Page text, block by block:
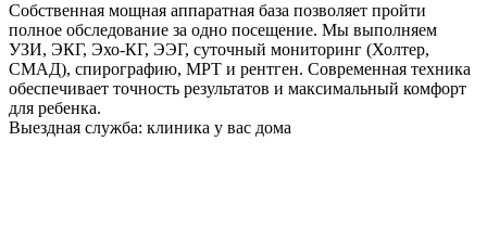
Собственная мощная аппаратная база позволяет пройти
полное обследование за одно посещение. Мы выполняем
УЗИ, ЭКГ, Эхо-КГ, ЭЭГ, суточный мониторинг (Холтер,
СМАД), спирографию, МРТ и рентген. Современная техника
обеспечивает точность результатов и максимальный комфорт
для ребенка.
Выездная служба: клиника у вас дома